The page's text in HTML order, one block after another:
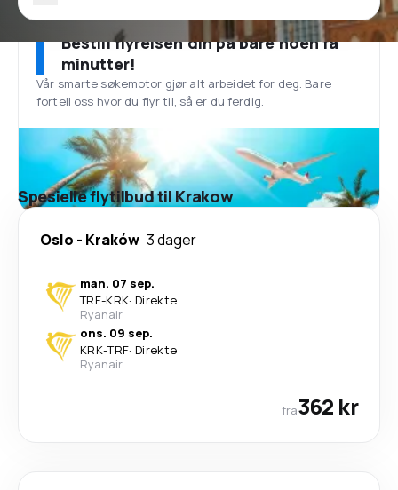
Bestill flyreisen din på bare noen få
minutter!
Vår smarte søkemotor gjør alt arbeidet for deg. Bare
fortell oss hvor du flyr til, så er du ferdig.
Spesielle flytilbud til Krakow
Oslo - Kraków 3 dager
man. 07 sep.
TRF-KRK· Direkte
Ryanair
ons. 09 sep.
KRK-TRF· Direkte
Ryanair
fra362 kr